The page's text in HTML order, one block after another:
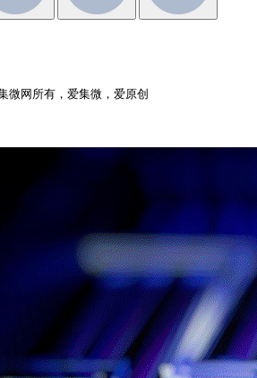
微网所有，爱集微，爱原创